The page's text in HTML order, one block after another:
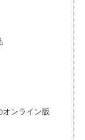
オンライン版